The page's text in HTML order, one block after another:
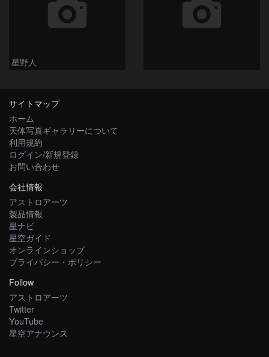
星野人
サイトマップ
ホーム
天体写真ギャラリーについて
利用規約
ログイン/新規登録
お問い合わせ
会社情報
アストロアーツ
製品情報
星ナビ
星空ガイド
オンラインショップ
プライバシー・ポリシー
Follow
アストロアーツ
Twitter
YouTube
星空アナウンス